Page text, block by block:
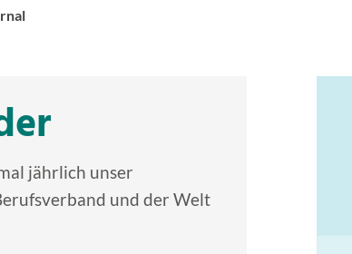
jährlich unser
und der Welt